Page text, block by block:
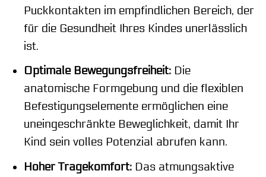
Puckkontakten im empfindlichen Bereich, der
für die Gesundheit Ihres Kindes unerlässlich
ist.
Optimale Bewegungsfreiheit:Die
anatomische Formgebung und die flexiblen
Befestigungselemente ermöglichen eine
uneingeschränkte Beweglichkeit, damit Ihr
Kind sein volles Potenzial abrufen kann.
Hoher Tragekomfort:Das atmungsaktive